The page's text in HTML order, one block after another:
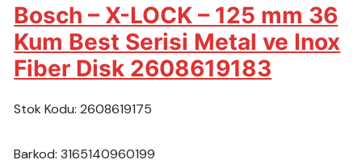
Bosch – X-LOCK – 125 mm 36
Kum Best Serisi Metal ve Inox
Fiber Disk 2608619183
Stok Kodu: 2608619175
Barkod: 3165140960199